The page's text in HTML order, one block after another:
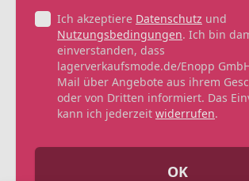
Ich akzeptiere Datenschutz und
Nutzungsbedingungen. Ich bin
einverstanden, dass
lagerverkaufsmode.de/Enopp
Mail über Angebote aus ihrem
oder von Dritten informiert. Das
kann ich jederzeit widerrufen.
OK